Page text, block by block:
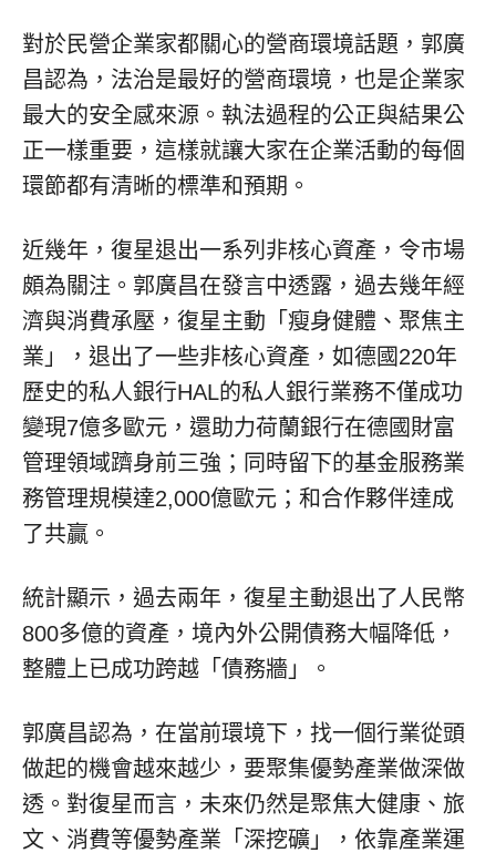
對於民營企業家都關心的營商環境話題，郭廣
昌認為，法治是最好的營商環境，也是企業家
最大的安全感來源。執法過程的公正與結果公
正一樣重要，這樣就讓大家在企業活動的每個
環節都有清晰的標準和預期。
近幾年，復星退出一系列非核心資產，令市場
頗為關注。郭廣昌在發言中透露，過去幾年經
濟與消費承壓，復星主動「瘦身健體、聚焦主
業」，退出了一些非核心資產，如德國220年
歷史的私人銀行HAL的私人銀行業務不僅成功
變現7億多歐元，還助力荷蘭銀行在德國財富
管理領域躋身前三強；同時留下的基金服務業
務管理規模達2,000億歐元；和合作夥伴達成
了共贏。
統計顯示，過去兩年，復星主動退出了人民幣
800多億的資產，境內外公開債務大幅降低，
整體上已成功跨越「債務牆」。
郭廣昌認為，在當前環境下，找一個行業從頭
做起的機會越來越少，要聚集優勢產業做深做
透。對復星而言，未來仍然是聚焦大健康、旅
文、消費等優勢產業「深挖礦」，依靠產業運